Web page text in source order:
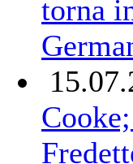
torna